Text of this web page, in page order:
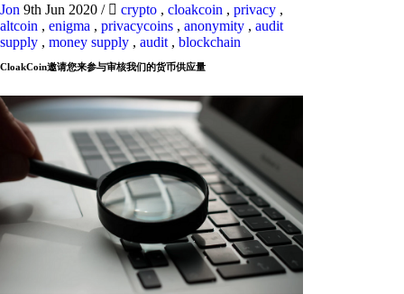
Jon 9th Jun 2020 / crypto , cloakcoin , privacy ,
altcoin , enigma , privacycoins , anonymity , audit
supply , money supply , audit , blockchain
CloakCoin邀请您来参与审核我们的货币供应量